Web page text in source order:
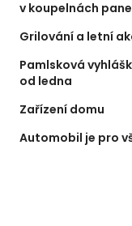
v koupelnách
Grilování a letní
Pamlsková
od ledna
Zařízení domu
Automobil je pro